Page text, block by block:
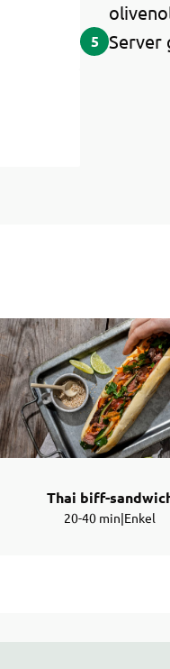
5 Server
Thai biff-
20-40 min|Enkel